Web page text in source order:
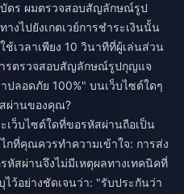
ตร ผมตรวจสอบสัญลักษณ์รูป
งไปยังเกตเวย์การชำระเงินนั้น
เวลาเพียง 10 วินาทีที่ผู้เล่นส่วน
รตรวจสอบสัญลักษณ์รูปกุญแจ
ปลอดภัย 100%" บนเว็บไซต์ใดๆ
สผ่านของคุณ?
เว็บไซต์ใดที่ขอรหัสผ่านถือเป็น
กที่คุณควรทำความเข้าใจ: การส่ง
สผ่านจึงไม่มีเหตุผลทางเทคนิคที่
ว้อย่างชัดเจนว่า: "รับประกันว่า